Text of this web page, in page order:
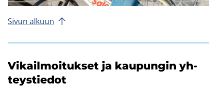
Sivun al­kuun
Vi­kail­moi­tuk­set ja kau­pun­gin yh­
teys­tie­dot